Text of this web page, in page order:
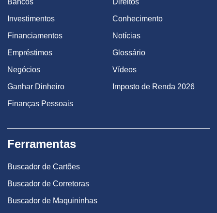
Bancos
Investimentos
Financiamentos
Empréstimos
Negócios
Ganhar Dinheiro
Finanças Pessoais
Direitos
Conhecimento
Notícias
Glossário
Vídeos
Imposto de Renda 2026
Ferramentas
Buscador de Cartões
Buscador de Corretoras
Buscador de Maquininhas